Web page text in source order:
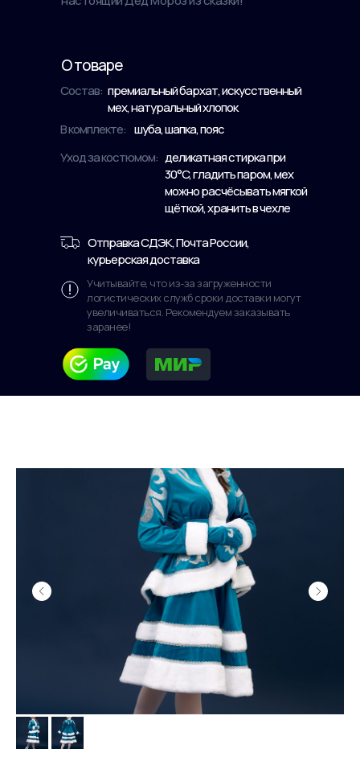
Уход за костюмом: деликатная стирка при
30°C, гладить паром, мех
можно расчёсывать мягкой
щёткой, хранить в чехле
В комплекте: шуба, шапка, пояс
Состав: премиальный бархат, искусственный
мех, натуральный хлопок
О товаре
Учитывайте, что из-за загруженности
логистических служб сроки доставки могут
увеличиваться. Рекомендуем заказывать
заранее!
Отправка СДЭК, Почта России,
курьерская доставка